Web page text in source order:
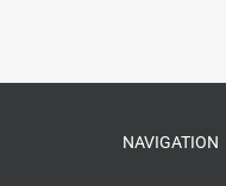
NAVIGATION